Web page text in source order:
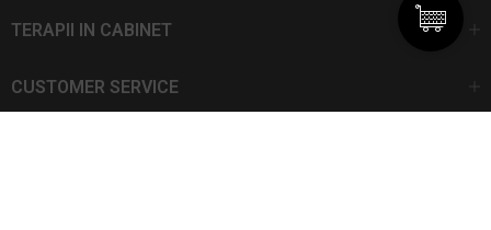
TERAPII IN CABINET
CUSTOMER SERVICE